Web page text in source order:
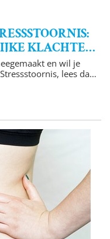
KLACHTEN
en wil je
lees dan